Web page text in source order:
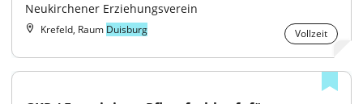
Neukirchener Erziehungsverein
Krefeld, Raum Duisburg Vollzeit